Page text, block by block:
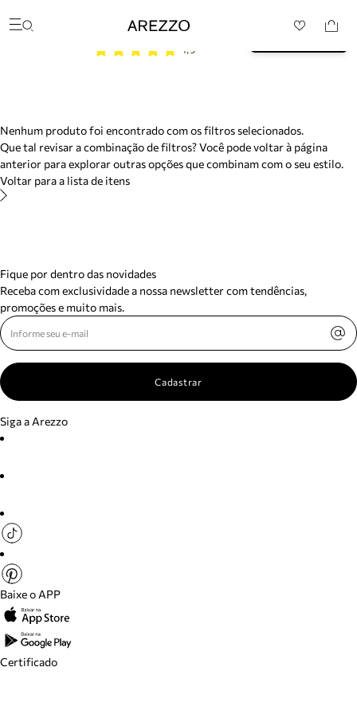
Buscar produtos
categorias sugeridas
Bolsa
Sapatilha
Tamanco
Tênis
Meus pedidos
Acompanhe seus pedidos e solicite devoluções.
Arezzo
Baixe o App e garanta 10%
OFF na sua primeira compra*
4,9
BAIXAR
Nenhum produto foi encontrado com os filtros selecionados.
Que tal revisar a combinação de filtros? Você pode voltar à página
anterior para explorar outras opções que combinam com o seu estilo.
Voltar para a lista de itens
Fique por dentro das novidades
Receba com exclusividade a nossa newsletter com tendências,
promoções e muito mais.
Cadastrar
Siga a Arezzo
Baixe o APP
Certificado